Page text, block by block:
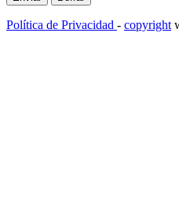
Política de Privacidad - copyright